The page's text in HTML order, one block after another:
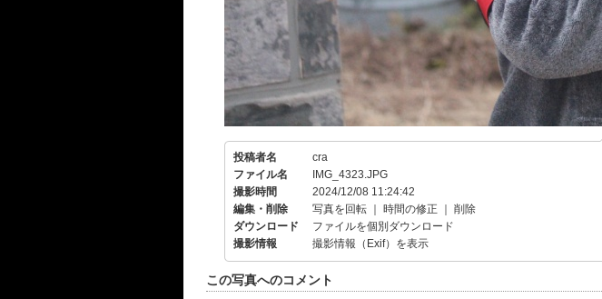
投稿者名
cra
ファイル名
IMG_4323.JPG
撮影時間
2024/12/08 11:24:42
編集・削除
写真を回転 時間の修正
削除
ダウンロード
ファイルを個別ダウンロード
撮影情報
撮影情報（Exif）を表示
この写真へのコメント